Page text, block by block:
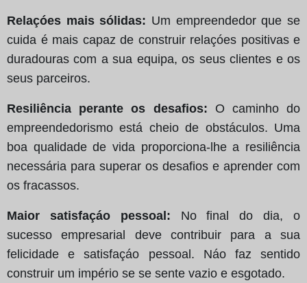
Relaçóes mais sólidas: Um empreendedor que se
cuida é mais capaz de construir relaçóes positivas e
duradouras com a sua equipa, os seus clientes e os
seus parceiros.
Resiliência perante os desafios: O caminho do
empreendedorismo está cheio de obstáculos. Uma
boa qualidade de vida proporciona-lhe a resiliência
necessária para superar os desafios e aprender com
os fracassos.
Maior satisfaçáo pessoal: No final do dia, o
sucesso empresarial deve contribuir para a sua
felicidade e satisfaçáo pessoal. Náo faz sentido
construir um império se se sente vazio e esgotado.